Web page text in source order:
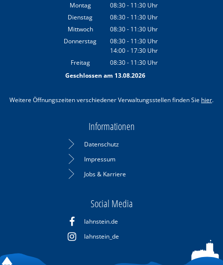
Montag 08:30- 11:30 Uhr
Von 08:30 bis 11:30 Uhr
Dienstag 08:30- 11:30 Uhr
Von 08:30 bis 11:30 Uhr
Mittwoch 08:30- 11:30 Uhr
Von 08:30 bis 11:30 Uhr
Donnerstag 08:30- 11:30 Uhr
Von 08:30 bis 11:30 Uhr
14:00- 17:30 Uhr
Von 14:00 bis 17:30 Uhr
Freitag 08:30- 11:30 Uhr
Von 08:30 bis 11:30 Uhr
Geschlossen am 13.08.2026
Weitere Öffnungszeiten verschiedener Verwaltungsstellen finden Sie hier.
Informationen
Datenschutz
Impressum
Jobs & Karriere
Social Media
lahnstein.de
lahnstein_de